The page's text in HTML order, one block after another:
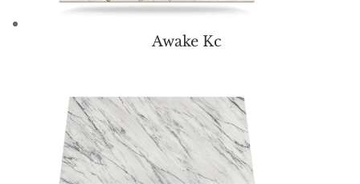
Awake Kc